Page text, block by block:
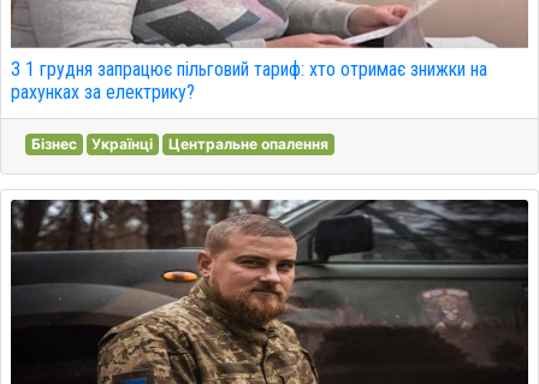
З 1 грудня запрацює пільговий тариф: хто отримає знижки на
рахунках за електрику?
Бізнес Українці Центральне опалення